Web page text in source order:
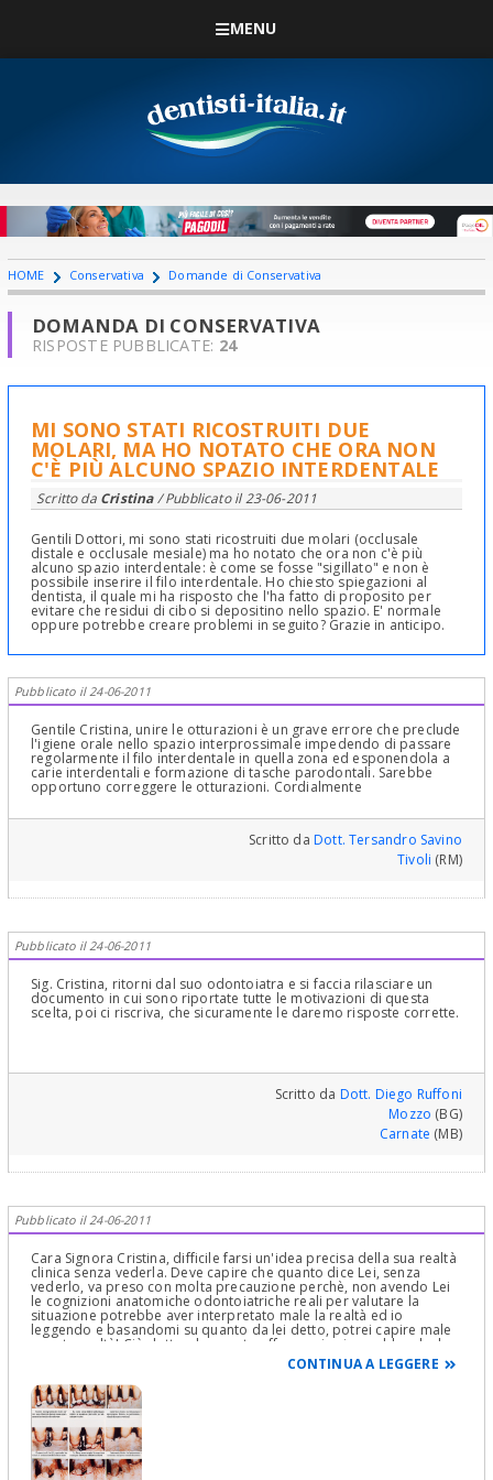
MENU
HOME Conservativa Domande di Conservativa
DOMANDA DI CONSERVATIVA
RISPOSTE PUBBLICATE: 24
MI SONO STATI RICOSTRUITI DUE
MOLARI, MA HO NOTATO CHE ORA NON
C'È PIÙ ALCUNO SPAZIO INTERDENTALE
Scritto da Cristina/ Pubblicato il23-06-2011
Gentili Dottori, mi sono stati ricostruiti due molari (occlusale
distale e occlusale mesiale) ma ho notato che ora non c'è più
alcuno spazio interdentale: è come se fosse "sigillato" e non è
possibile inserire il filo interdentale. Ho chiesto spiegazioni al
dentista, il quale mi ha risposto che l'ha fatto di proposito per
evitare che residui di cibo si depositino nello spazio. E' normale
oppure potrebbe creare problemi in seguito? Grazie in anticipo.
Pubblicato il 24-06-2011
Gentile Cristina, unire le otturazioni è un grave errore che preclude
l'igiene orale nello spazio interprossimale impedendo di passare
regolarmente il filo interdentale in quella zona ed esponendola a
carie interdentali e formazione di tasche parodontali. Sarebbe
opportuno correggere le otturazioni. Cordialmente
Scritto daDott. Tersandro Savino
Tivoli (RM)
Pubblicato il 24-06-2011
Sig. Cristina, ritorni dal suo odontoiatra e si faccia rilasciare un
documento in cui sono riportate tutte le motivazioni di questa
scelta, poi ci riscriva, che sicuramente le daremo risposte corrette.
Scritto da Dott. Diego Ruffoni
Mozzo (BG)
Carnate (MB)
Pubblicato il 24-06-2011
Cara Signora Cristina, difficile farsi un'idea precisa della sua realtà
clinica senza vederla. Deve capire che quanto dice Lei, senza
vederlo, va preso con molta precauzione perchè, non avendo Lei
le cognizioni anatomiche odontoiatriche reali per valutare la
situazione potrebbe aver interpretato male la realtà ed io
leggendo e basandomi su quanto da lei detto, potrei capire male
questa realtà! Ciò detto, da quanto afferma si evincerebbe che le
due otturazioni contigue, nel loro punto di contatto non siano
state fatte a regola d'arte. Infatti il contatto tra esse deve essere un
punto e non una superficie come sembrerebbe. Poi se non vede
più lo spazio interprossimale non va bene, perchè la piramide
della papilla deve "respirare" e non essere compressa. Il filo
interdentale deve poter passare tra le due otturazioni con uno
scatto proprio dove deve trovarsi il punto di contatto
interprossimale. Temo che le due otturazioni non abbiano
rispettato la forma originaria dei denti e siano quindi in eccesso
CONTINUA A LEGGERE